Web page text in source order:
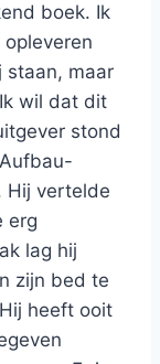
boek. Ik
staan, maar
wil dat dit
stond
Hij vertelde
erg
lag hij
zijn bed te
heeft ooit